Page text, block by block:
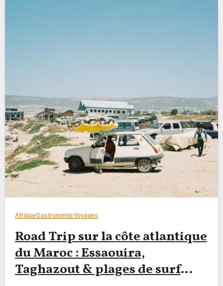
AfriqueGastronomieVoyages
Road Trip sur la côte atlantique
du Maroc : Essaouira,
Taghazout & plages de surf